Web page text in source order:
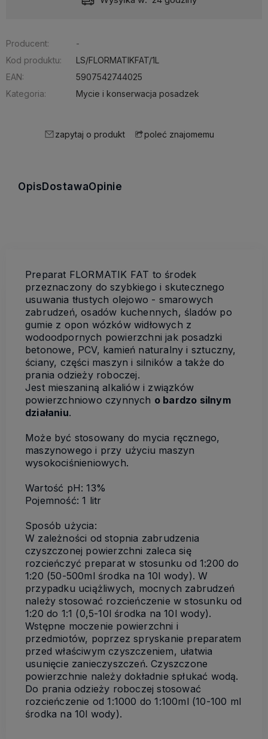
Producent:
-
Kod produktu:
LS/FLORMATIKFAT/1L
EAN:
5907542744025
Kategoria:
Mycie i konserwacja posadzek
zapytaj o produkt poleć znajomemu
OpisDostawaOpinie
Preparat FLORMATIK FAT to środek
przeznaczony do szybkiego i skutecznego
usuwania tłustych olejowo - smarowych
zabrudzeń, osadów kuchennych, śladów po
gumie z opon wózków widłowych z
wodoodpornych powierzchni jak posadzki
betonowe, PCV, kamień naturalny i sztuczny,
ściany, części maszyn i silników a także do
prania odzieży roboczej.
Jest mieszaniną alkaliów i związków
powierzchniowo czynnych o bardzo silnym
działaniu.
Może być stosowany do mycia ręcznego,
maszynowego i przy użyciu maszyn
wysokociśnieniowych.
Wartość pH: 13%
Pojemność: 1 litr
Sposób użycia:
W zależności od stopnia zabrudzenia
czyszczonej powierzchni zaleca się
rozcieńczyć preparat w stosunku od 1:200 do
1:20 (50-500ml środka na 10l wody). W
przypadku uciążliwych, mocnych zabrudzeń
należy stosować rozcieńczenie w stosunku od
1:20 do 1:1 (0,5-10l środka na 10l wody).
Wstępne moczenie powierzchni i
przedmiotów, poprzez spryskanie preparatem
przed właściwym czyszczeniem, ułatwia
usunięcie zanieczyszczeń. Czyszczone
powierzchnie należy dokładnie spłukać wodą.
Do prania odzieży roboczej stosować
rozcieńczenie od 1:1000 do 1:100ml (10-100 ml
środka na 10l wody).